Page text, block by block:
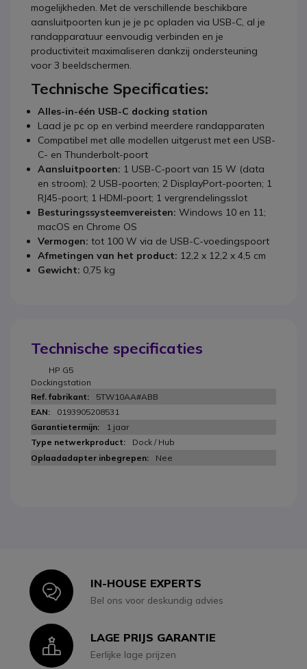
mogelijkheden. Met de verschillende beschikbare
aansluitpoorten kun je je pc opladen via USB-C, al je
randapparatuur eenvoudig verbinden en je
productiviteit maximaliseren dankzij ondersteuning
voor 3 beeldschermen.
Technische Specificaties:
Alles-in-één USB-C docking station
Laad je pc op en verbind meerdere randapparaten
Compatibel met alle modellen uitgerust met een USB-
C- en Thunderbolt-poort
Aansluitpoorten: 1 USB-C-poort van 15 W (data
en stroom); 2 USB-poorten; 2 DisplayPort-poorten; 1
RJ45-poort; 1 HDMI-poort; 1 vergrendelingsslot
Besturingssysteemvereisten: Windows 10 en 11;
macOS en Chrome OS
Vermogen: tot 100 W via de USB-C-voedingspoort
Afmetingen van het product: 12,2 x 12,2 x 4,5 cm
Gewicht: 0,75 kg
Technische specificaties
HP G5
Dockingstation
5TW10AA#ABB
0193905208531
1 jaar
Dock / Hub
Nee
IconIN-HOUSE EXPERTS
Bel ons voor deskundig advies
IconLAGE PRIJS GARANTIE
Eerlijke lage prijzen